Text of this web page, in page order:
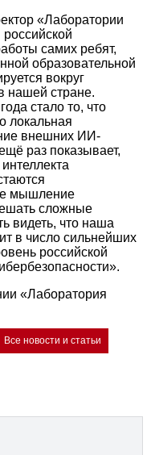
«Лаборатории
самих ребят,
образовательной
вокруг
нашей стране.
стало то, что
локальная
внешних ИИ-
раз показывает,
мышление
сложные
видеть, что наша
в число сильнейших
российской
«Лаборатория
Все новости и статьи